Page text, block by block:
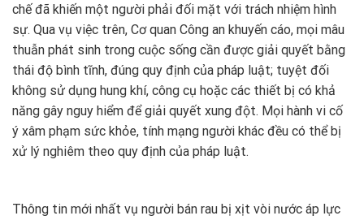
chế đã khiến một người phải đối mặt với trách nhiệm hình
sự. Qua vụ việc trên, Cơ quan Công an khuyến cáo, mọi mâu
thuẫn phát sinh trong cuộc sống cần được giải quyết bằng
thái độ bình tĩnh, đúng quy định của pháp luật; tuyệt đối
không sử dụng hung khí, công cụ hoặc các thiết bị có khả
năng gây nguy hiểm để giải quyết xung đột. Mọi hành vi cố
ý xâm phạm sức khỏe, tính mạng người khác đều có thể bị
xử lý nghiêm theo quy định của pháp luật.
Thông tin mới nhất vụ người bán rau bị xịt vòi nước áp lực